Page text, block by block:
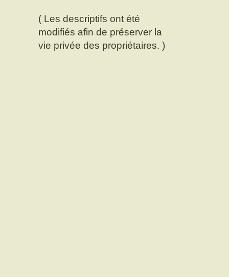
( Les descriptifs ont été
modifiés afin de préserver la
vie privée des propriétaires. )